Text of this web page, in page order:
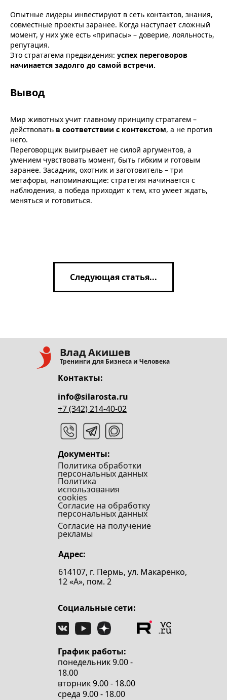
Опытные лидеры инвестируют в сеть контактов, знания,
совместные проекты заранее. Когда наступает сложный
момент, у них уже есть «припасы» – доверие, лояльность,
репутация.
Это стратагема предвидения: успех переговоров
начинается задолго до самой встречи.
Вывод
Мир животных учит главному принципу стратагем –
действовать в соответствии с контекстом, а не против
него.
Переговорщик выигрывает не силой аргументов, а
умением чувствовать момент, быть гибким и готовым
заранее. Засадник, охотник и заготовитель – три
метафоры, напоминающие: стратегия начинается с
наблюдения, а победа приходит к тем, кто умеет ждать,
меняться и готовиться.
Следующая статья...
Социальные сети:
614107, г. Пермь, ул. Макаренко,
12 «А», пом. 2
Адрес:
info@silarosta.ru
+7 (342) 214-40-02
Контакты:
Согласие на получение
рекламы
Согласие на обработку
персональных данных
Политика
использования
cookies
Политика обработки
персональных данных
Документы:
График работы:
понедельник 9.00 -
18.00
вторник 9.00 - 18.00
среда 9.00 - 18.00
Влад Акишев
Тренинги для Бизнеса и Человека